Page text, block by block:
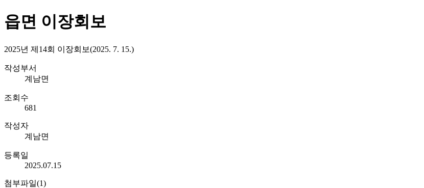
읍면 이장회보
2025년 제14회 이장회보(2025. 7. 15.)
작성부서
계남면
조회수
681
작성자
계남면
등록일
2025.07.15
첨부파일(1)